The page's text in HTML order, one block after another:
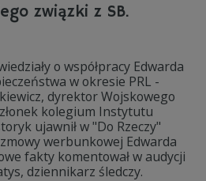
związki z SB.
o współpracy Edwarda
w okresie PRL -
dyrektor Wojskowego
kolegium Instytutu
ujawnił w "Do Rzeczy"
werbunkowej Edwarda
fakty komentował w audycji
dziennikarz śledczy.